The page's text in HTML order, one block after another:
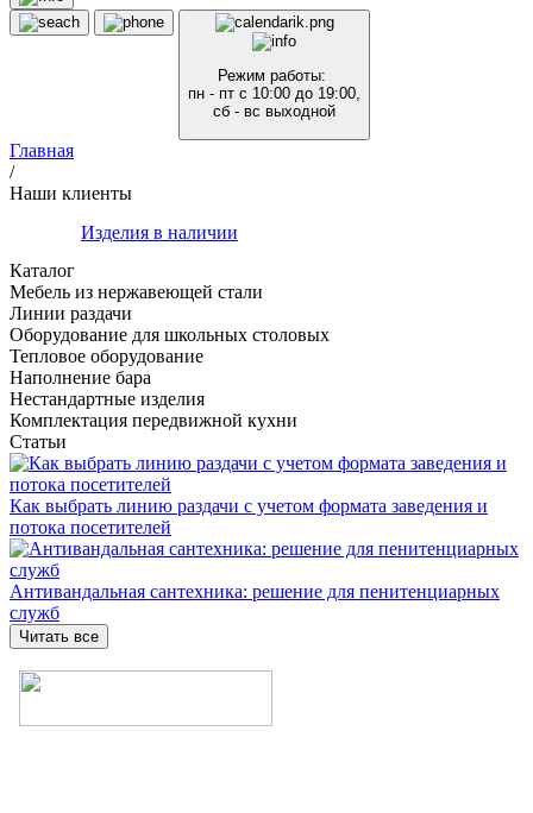
Режим работы:
пн - пт с 10:00 до 19:00,
сб - вс выходной
Главная
/
Наши клиенты
Изделия в наличии
Каталог
Мебель из нержавеющей стали
Линии раздачи
Оборудование для школьных столовых
Тепловое оборудование
Наполнение бара
Нестандартные изделия
Комплектация передвижной кухни
Статьи
Как выбрать линию раздачи с учетом формата заведения и
потока посетителей
Антивандальная сантехника: решение для пенитенциарных
служб